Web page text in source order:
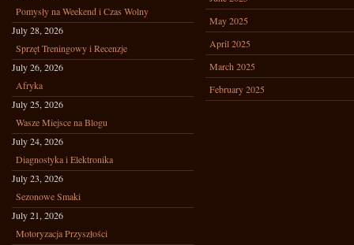
Pomysły na Weekend i Czas Wolny
July 28, 2026
Sprzęt Treningowy i Recenzje
July 26, 2026
Afryka
July 25, 2026
Wasze Miejsce na Blogu
July 24, 2026
Diagnostyka i Elektronika
July 23, 2026
Sezonowe Smaki
July 21, 2026
Motoryzacja Przyszłości
May 2025
April 2025
March 2025
February 2025